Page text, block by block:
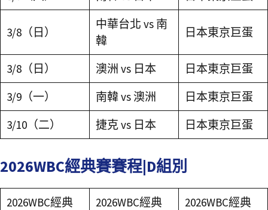
3/8（日）
中華台北 vs 南
韓
日本東京巨蛋
3/8（日） 澳洲 vs 日本
日本東京巨蛋
3/9（一）
南韓 vs 澳洲
日本東京巨蛋
3/10（二）
捷克 vs 日本 日本東京巨蛋
2026WBC經典賽賽程|D組別
2026WBC經典
2026WBC經典
2026WBC經典